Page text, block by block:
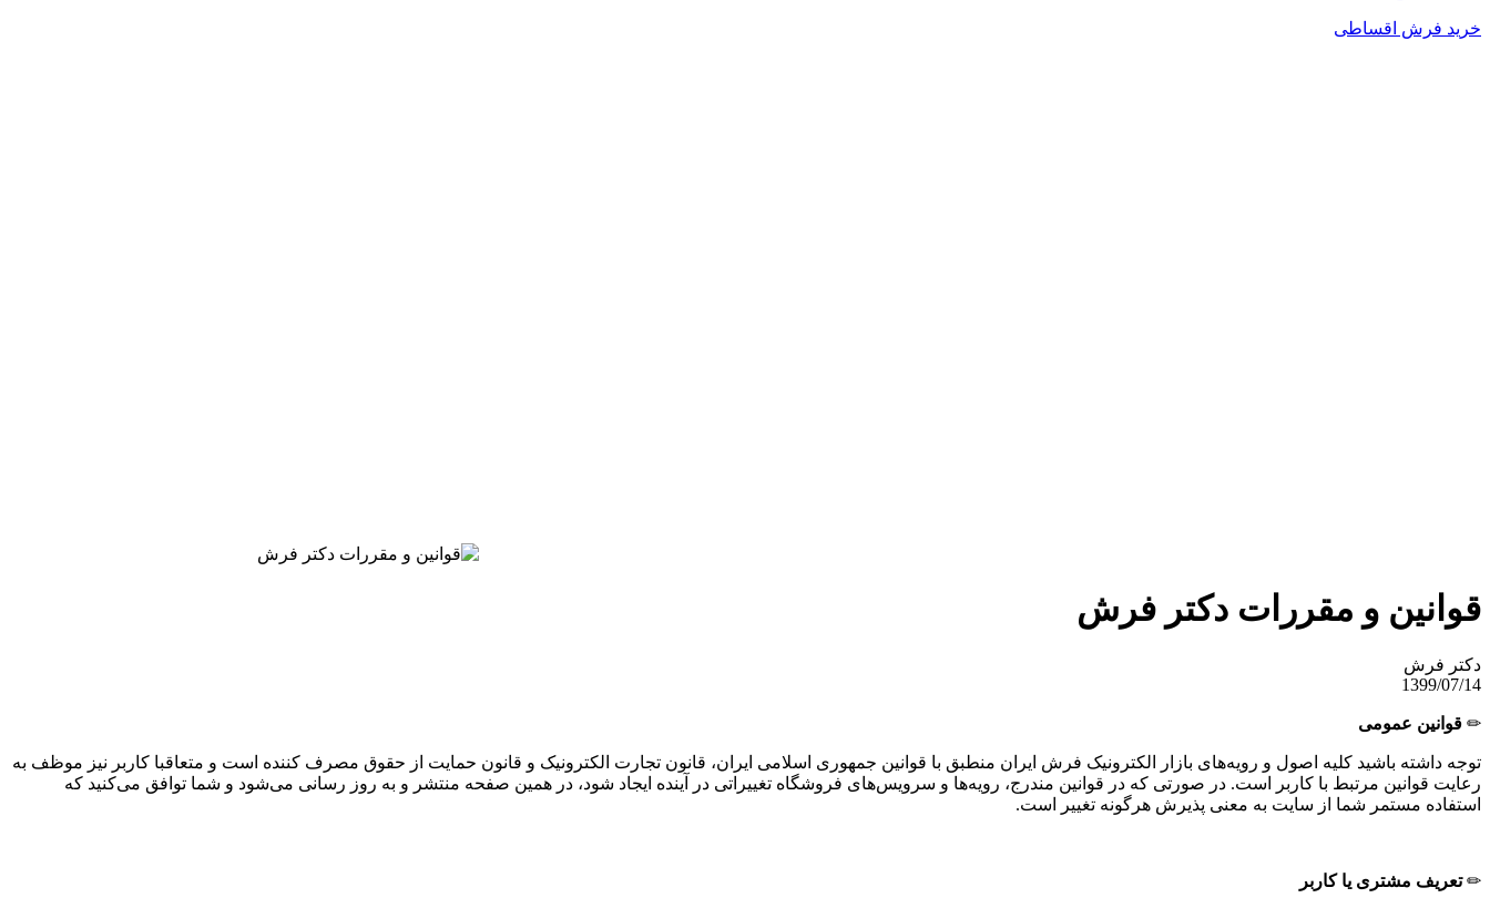
خرید فرش اقساطی
قوانین و مقررات دکتر فرش
دکتر فرش
1399/07/14
✏ قوانین عمومی
توجه داشته باشید کلیه اصول و رویه‏‌های بازار الکترونیک فرش ایران منطبق با قوانین جمهوری اسلامی ایران، قانون تجارت الکترونیک و قانون حمایت از حقوق مصرف کننده است و متعاقبا کاربر نیز موظف به
رعایت قوانین مرتبط با کاربر است. در صورتی که در قوانین مندرج، رویه‏‌ها و سرویس‏‌های فروشگاه تغییراتی در آینده ایجاد شود، در همین صفحه منتشر و به روز رسانی می‌شود و شما توافق می‏‌کنید که
استفاده مستمر شما از سایت به معنی پذیرش هرگونه تغییر است.
✏تعریف مشتری یا کاربر